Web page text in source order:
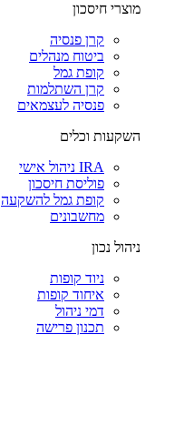
מוצרי חיסכון
קרן פנסיה
ביטוח מנהלים
קופת גמל
קרן השתלמות
פנסיה לעצמאים
השקעות וכלים
IRA ניהול אישי
פוליסת חיסכון
קופת גמל להשקעה
מחשבונים
ניהול נכון
ניוד קופות
איחוד קופות
דמי ניהול
תכנון פרישה